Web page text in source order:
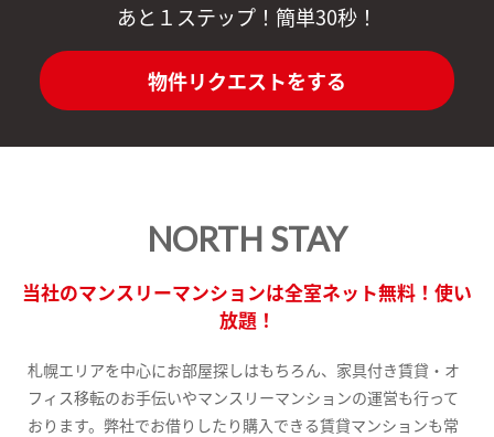
あと１ステップ！簡単30秒！
物件リクエストをする
NORTH STAY
当社のマンスリーマンションは全室ネット無料！使い
放題！
札幌エリアを中心にお部屋探しはもちろん、家具付き賃貸・オ
フィス移転のお手伝いやマンスリーマンションの運営も行って
おります。弊社でお借りしたり購入できる賃貸マンションも常